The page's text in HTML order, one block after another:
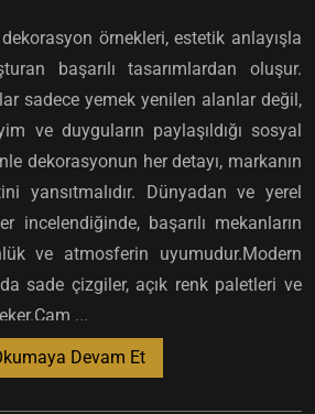
örnekleri, estetik anlayışla
başarılı tasarımlardan oluşur.
sadece yemek yenilen alanlar değil,
ve duyguların paylaşıldığı sosyal
dekorasyonun her detayı, markanın
yansıtmalıdır. Dünyadan ve yerel
incelendiğinde, başarılı mekanların
ve atmosferin uyumudur.Modern
sade çizgiler, açık renk paletleri ve
...
Devam Et